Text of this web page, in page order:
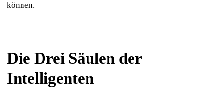
können.
Die Drei Säulen der
Intelligenten